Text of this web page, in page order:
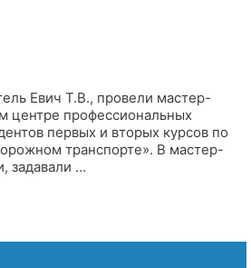
Евич Т.В., провели мастер-
центре профессиональных
первых и вторых курсов по
транспорте». В мастер-
задавали …